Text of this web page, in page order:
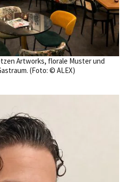
Artworks, florale Muster und
(Foto: © ALEX)